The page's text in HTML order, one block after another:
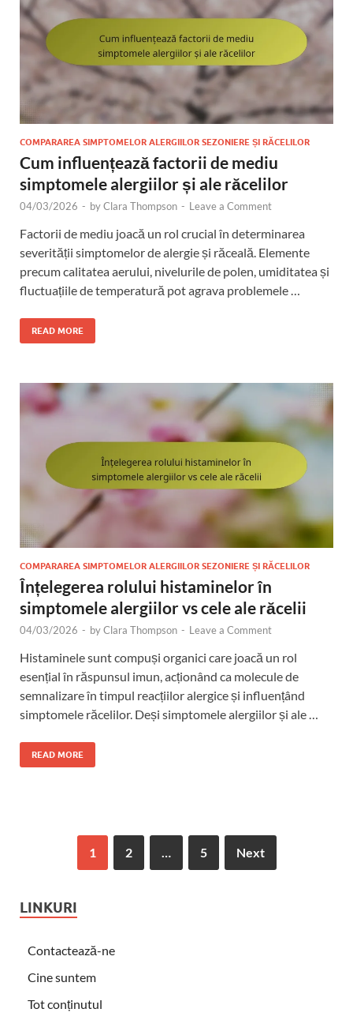
COMPARAREA SIMPTOMELOR ALERGIILOR SEZONIERE ȘI RĂCELILOR
Cum influențează factorii de mediu
simptomele alergiilor și ale răcelilor
04/03/2026 - byClara Thompson - Leave a Comment
Factorii de mediu joacă un rol crucial în determinarea
severității simptomelor de alergie și răceală. Elemente
precum calitatea aerului, nivelurile de polen, umiditatea și
fluctuațiile de temperatură pot agrava problemele …
READ MORE
COMPARAREA SIMPTOMELOR ALERGIILOR SEZONIERE ȘI RĂCELILOR
Înțelegerea rolului histaminelor în
simptomele alergiilor vs cele ale răcelii
04/03/2026 - byClara Thompson - Leave a Comment
Histaminele sunt compuși organici care joacă un rol
esențial în răspunsul imun, acționând ca molecule de
semnalizare în timpul reacțiilor alergice și influențând
simptomele răcelilor. Deși simptomele alergiilor și ale …
READ MORE
1 2 … 5 Next
LINKURI
Contactează-ne
Cine suntem
Tot conținutul